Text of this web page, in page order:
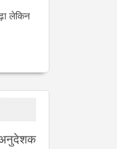
लेकिन